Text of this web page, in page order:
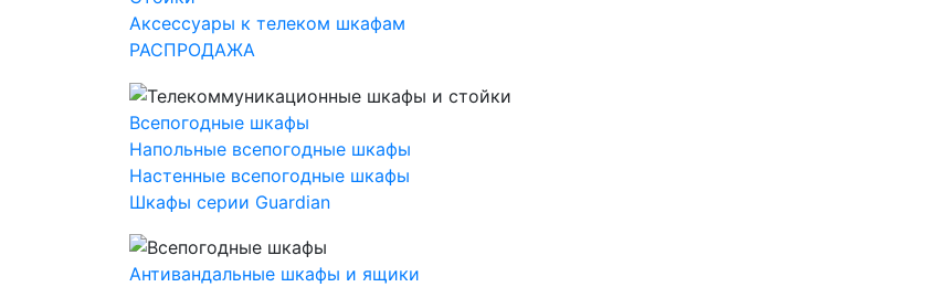
Аксессуары к телеком шкафам
РАСПРОДАЖА
Всепогодные шкафы
Напольные всепогодные шкафы
Настенные всепогодные шкафы
Шкафы серии Guardian
Антивандальные шкафы и ящики